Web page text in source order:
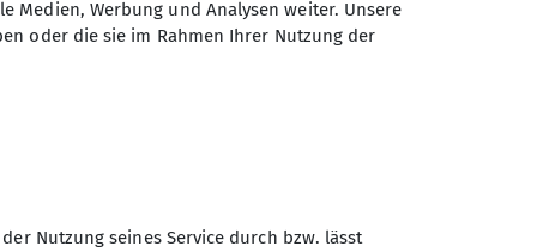
Medien, Werbung und Analysen weiter. Unsere
oder die sie im Rahmen Ihrer Nutzung der
Nutzung seines Service durch bzw. lässt